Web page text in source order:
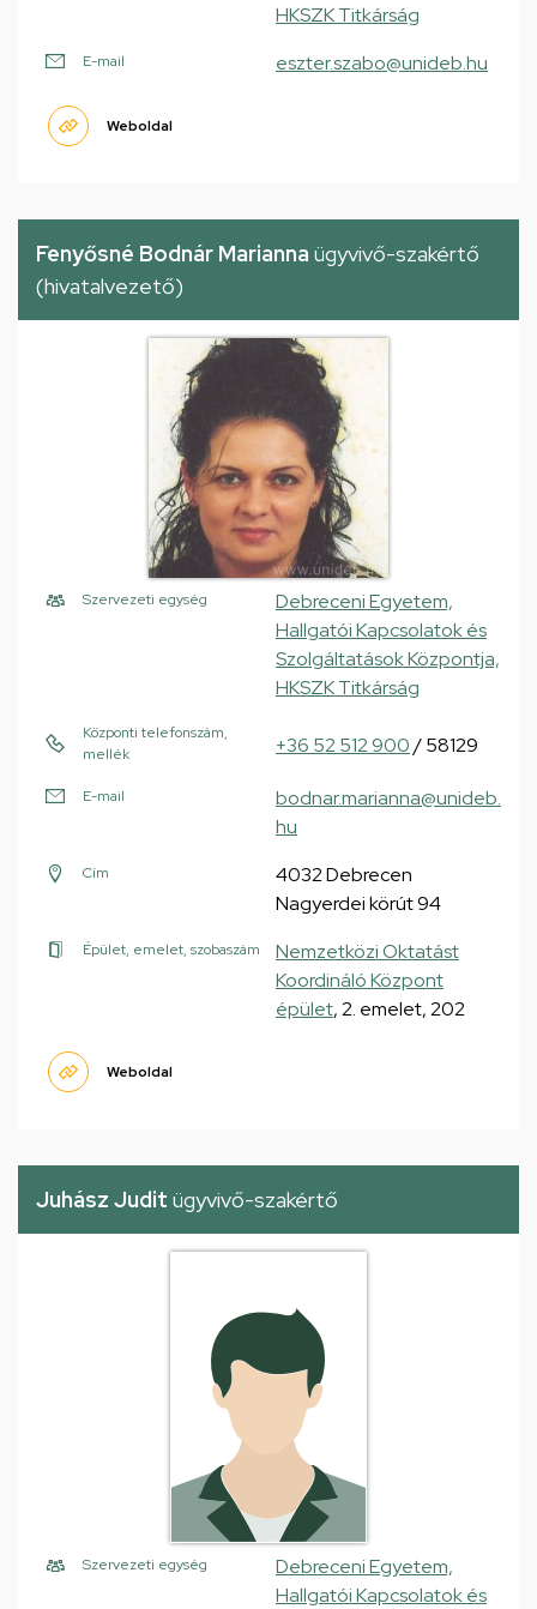
HKSZK Titkárság
E-mail eszter.szabo@unideb.hu
Weboldal
Fenyősné Bodnár Marianna ügyvivő-szakértő
(hivatalvezető)
Szervezeti egység
Debreceni Egyetem,
Hallgatói Kapcsolatok és
Szolgáltatások Központja,
HKSZK Titkárság
Központi telefonszám,
mellék
+36 52 512 900/ 58129
E-mail
bodnar.marianna@unideb.
hu
Cím
4032 Debrecen
Nagyerdei körút 94
Épület, emelet, szobaszám
Nemzetközi Oktatást
Koordináló Központ
épület, 2. emelet, 202
Weboldal
Juhász Judit ügyvivő-szakértő
Szervezeti egység
Debreceni Egyetem,
Hallgatói Kapcsolatok és